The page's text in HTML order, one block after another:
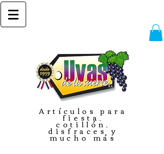
Artículos para
fiesta,
cotillón,
disfraces y
mucho más